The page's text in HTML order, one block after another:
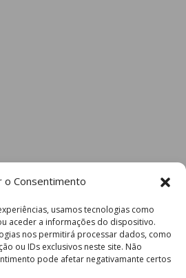
o Consentimento
usamos tecnologias como
aceder a informações do dispositivo.
nos permitirá processar dados, como
ou IDs exclusivos neste site. Não
pode afetar negativamante certos